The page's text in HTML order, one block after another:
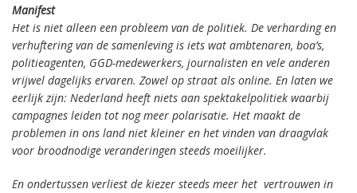
Manifest
Het is niet alleen een probleem van de politiek. De verharding en
verhuftering van de samenleving is iets wat ambtenaren, boa’s,
politieagenten, GGD-medewerkers, journalisten en vele anderen
vrijwel dagelijks ervaren. Zowel op straat als online. En laten we
eerlijk zijn: Nederland heeft niets aan spektakelpolitiek waarbij
campagnes leiden tot nog meer polarisatie. Het maakt de
problemen in ons land niet kleiner en het vinden van draagvlak
voor broodnodige veranderingen steeds moeilijker.
En ondertussen verliest de kiezer steeds meer het vertrouwen in